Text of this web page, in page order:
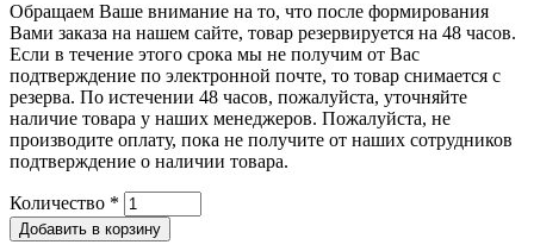
Обращаем Ваше внимание на то, что после формирования
Вами заказа на нашем сайте, товар резервируется на 48 часов.
Если в течение этого срока мы не получим от Вас
подтверждение по электронной почте, то товар снимается с
резерва. По истечении 48 часов, пожалуйста, уточняйте
наличие товара у наших менеджеров. Пожалуйста, не
производите оплату, пока не получите от наших сотрудников
подтверждение о наличии товара.
Количество *